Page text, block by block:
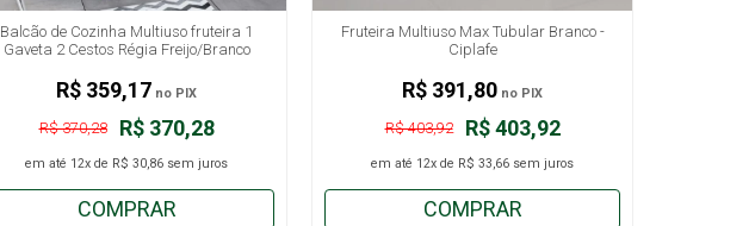
Balcão de Cozinha Multiuso fruteira 1
Gaveta 2 Cestos Régia Freijo/Branco
R$ 370,28
R$ 370,28
em até 12x de R$ 30,86 sem juros
R$ 359,17 no PIX
COMPRAR
Fruteira Multiuso Max Tubular Branco -
Ciplafe
R$ 403,92
R$ 403,92
em até 12x de R$ 33,66 sem juros
R$ 391,80 no PIX
COMPRAR